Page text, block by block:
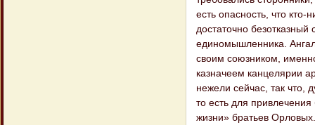
есть опасность, что
достаточно безотказный
единомышленника.
своим союзником,
казначеем канцелярии
нежели сейчас, так что,
то есть для
жизни» братьев